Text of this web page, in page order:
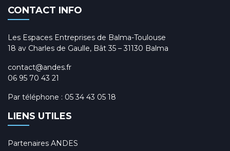
CONTACT INFO
Les Espaces Entreprises de Balma-Toulouse
18 av Charles de Gaulle, Bât 35 – 31130 Balma
contact@andes.fr
06 95 70 43 21
Par téléphone : 05 34 43 05 18
LIENS UTILES
Partenaires ANDES